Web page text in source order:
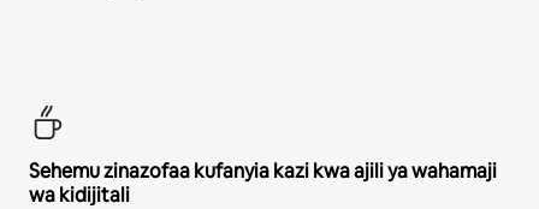
Sehemu zinazofaa kufanyia kazi kwa ajili ya wahamaji
wa kidijitali